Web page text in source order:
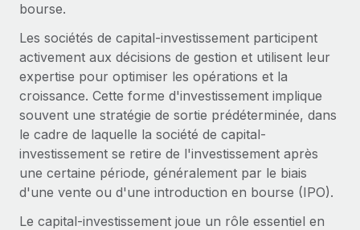
bourse.
Les sociétés de capital-investissement participent
activement aux décisions de gestion et utilisent leur
expertise pour optimiser les opérations et la
croissance. Cette forme d'investissement implique
souvent une stratégie de sortie prédéterminée, dans
le cadre de laquelle la société de capital-
investissement se retire de l'investissement après
une certaine période, généralement par le biais
d'une vente ou d'une introduction en bourse (IPO).
Le capital-investissement joue un rôle essentiel en